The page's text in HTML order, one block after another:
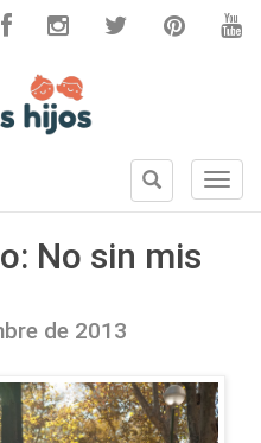
S
e
s
B
u
c
No sin mis
de 2013